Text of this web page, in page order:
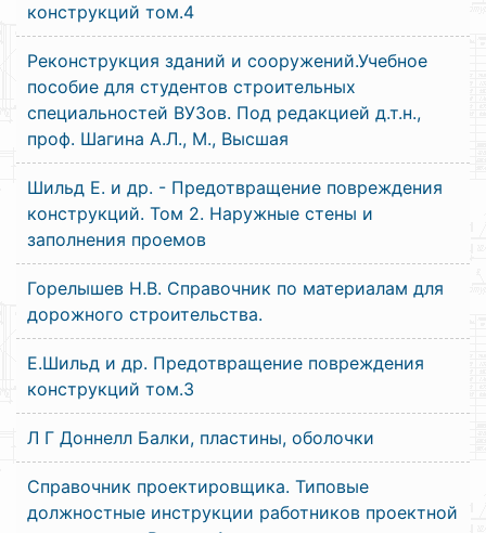
конструкций том.4
Реконструкция зданий и сооружений.Учебное
пособие для студентов строительных
специальностей ВУЗов. Под редакцией д.т.н.,
проф. Шагина А.Л., М., Высшая
Шильд Е. и др. - Предотвращение повреждения
конструкций. Том 2. Наружные стены и
заполнения проемов
Горелышев Н.В. Справочник по материалам для
дорожного строительства.
Е.Шильд и др. Предотвращение повреждения
конструкций том.3
Л Г Доннелл Балки, пластины, оболочки
Справочник проектировщика. Типовые
должностные инструкции работников проектной